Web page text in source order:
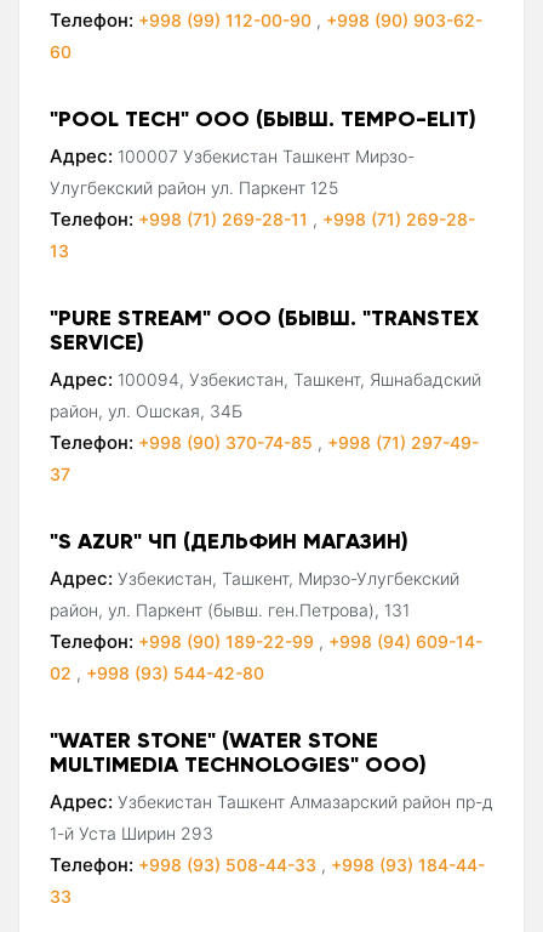
Телефон: +998 (99) 112-00-90 , +998 (90) 903-62-
60
"POOL TECH" ООО (БЫВШ. TEMPO-ELIT)
Адрес: 100007 Узбекистан Ташкент Мирзо-
Улугбекский район ул. Паркент 125
Телефон: +998 (71) 269-28-11 , +998 (71) 269-28-
13
"PURE STREAM" ООО (БЫВШ. "TRANSTEX
SERVICE)
Адрес: 100094, Узбекистан, Ташкент, Яшнабадский
район, ул. Ошская, 34Б
Телефон: +998 (90) 370-74-85 , +998 (71) 297-49-
37
"S AZUR" ЧП (ДЕЛЬФИН МАГАЗИН)
Адрес: Узбекистан, Ташкент, Мирзо-Улугбекский
район, ул. Паркент (бывш. ген.Петрова), 131
Телефон: +998 (90) 189-22-99 , +998 (94) 609-14-
02 , +998 (93) 544-42-80
"WATER STONE" (WATER STONE
MULTIMEDIA TECHNOLOGIES" ООО)
Адрес: Узбекистан Ташкент Алмазарский район пр-д
1-й Уста Ширин 293
Телефон: +998 (93) 508-44-33 , +998 (93) 184-44-
33